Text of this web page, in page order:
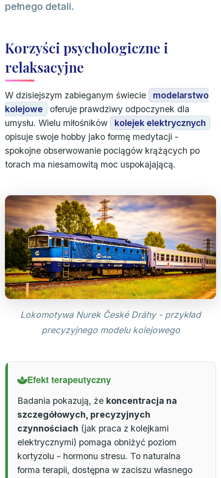
pełnego detali.
Korzyści psychologiczne i
relaksacyjne
W dzisiejszym zabieganym świecie
modelarstwo
kolejowe
oferuje prawdziwy odpoczynek dla
umysłu. Wielu miłośników
kolejek elektrycznych
opisuje swoje hobby jako formę medytacji -
spokojne obserwowanie pociągów krążących po
torach ma niesamowitą moc uspokajającą.
Lokomotywa Nurek České Dráhy - przykład
precyzyjnego modelu kolejowego
Efekt terapeutyczny
Badania pokazują, że koncentracja na
szczegółowych, precyzyjnych
czynnościach (jak praca z kolejkami
elektrycznymi) pomaga obniżyć poziom
kortyzolu - hormonu stresu. To naturalna
forma terapii, dostępna w zaciszu własnego